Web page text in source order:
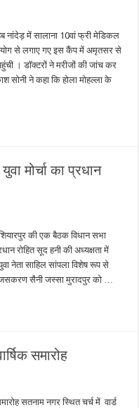
नांदेड़ में सालाना 10वां फ्री मेडिकल
से लगाए गए इस कैंप में अमृतसर से
। डॉक्टरों ने मरीजों की जांच कर
सोनी ने कहा कि होला मोहल्ला के
मोर्चा का प्रधान
की एक बैठक विधान सभा
रोहित सूद हनी की अध्यक्षता में
नेता साहिल सांपला विशेष रूप से
सैनी जस्सा मुरादपुर को …
समारोह
सतनाम नगर स्थित चर्च में वार्ड